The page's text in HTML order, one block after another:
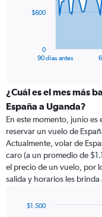
The
categories.
Range:
categories.
The
chart
has
1
Y
displaying
90 días antes
0
$600
¿Cuál es el mes más
España a Uganda?
En este momento, junio es
reservar un vuelo de
Actualmente, volar de
caro (a un promedio de
el precio de un vuelo, por
salida y horarios les
$1.500